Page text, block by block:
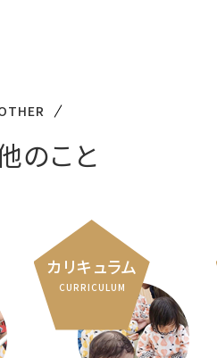
のこと
カリキュラム
CURRICULUM